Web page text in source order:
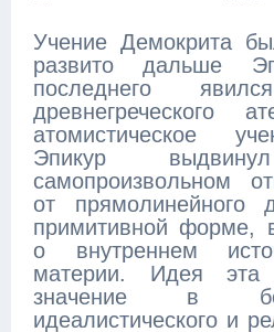
Учение Демокрита
развито дальше
последнего
древнегреческого
атомистическое
Эпикур
самопроизвольном
от прямолинейного
примитивной форме,
о внутреннем
материи. Идея
значение в
идеалистического и